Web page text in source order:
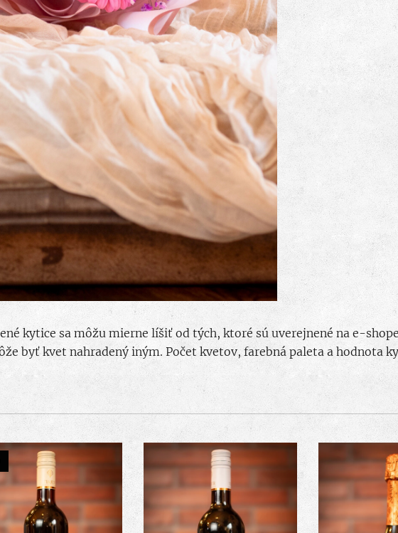
kytice sa môžu mierne líšiť od tých, ktoré sú uverejnené na e-
byť kvet nahradený iným. Počet kvetov, farebná paleta a hodnota